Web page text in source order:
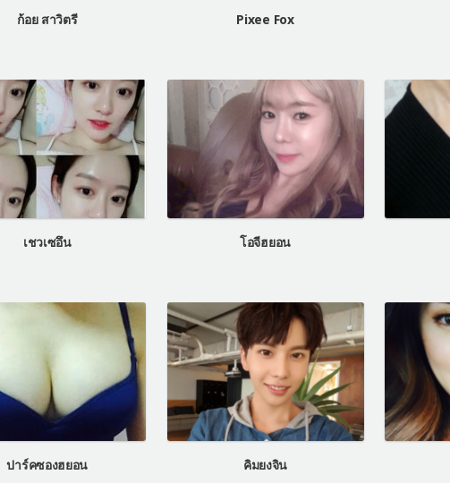
ก้อย สาวิตรี Pixee Fox
เชวเซอึน โอจีฮยอน
ปาร์คซองฮยอน คิมยงจิน